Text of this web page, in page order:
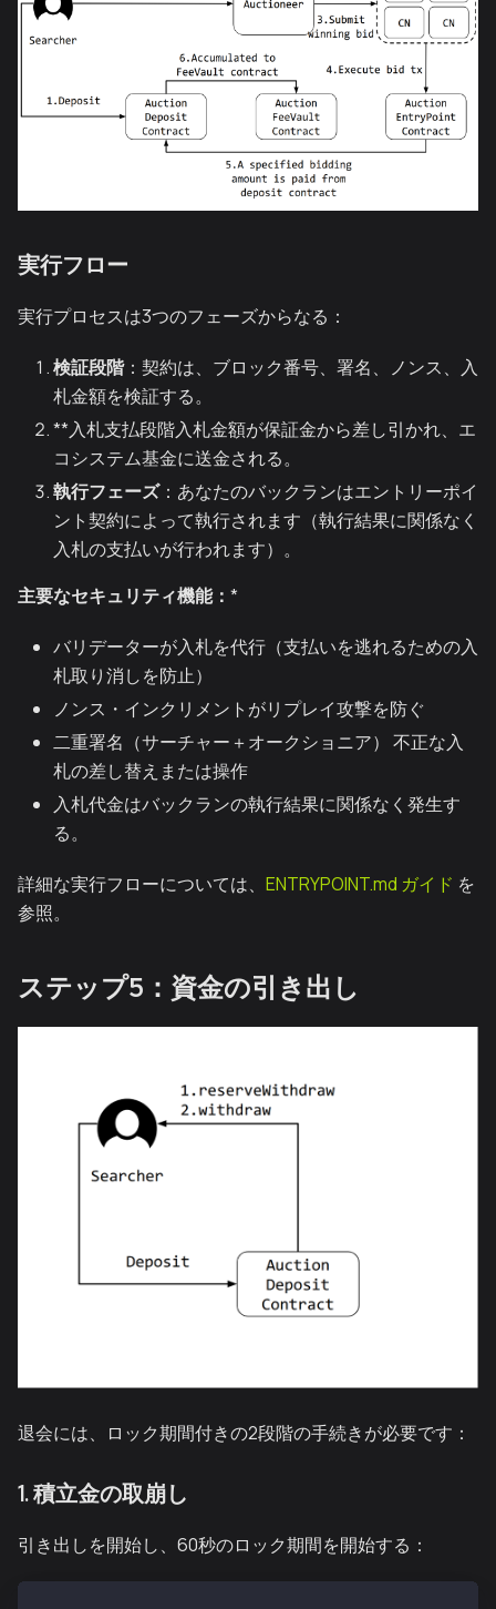
実行フロー
実行プロセスは3つのフェーズからなる：
検証段階：契約は、ブロック番号、署名、ノンス、入
札金額を検証する。
**入札支払段階入札金額が保証金から差し引かれ、エ
コシステム基金に送金される。
執行フェーズ：あなたのバックランはエントリーポイ
ント契約によって執行されます（執行結果に関係なく
入札の支払いが行われます）。
主要なセキュリティ機能： *
バリデーターが入札を代行（支払いを逃れるための入
札取り消しを防止）
ノンス・インクリメントがリプレイ攻撃を防ぐ
二重署名（サーチャー＋オークショニア） 不正な入
札の差し替えまたは操作
入札代金はバックランの執行結果に関係なく発生す
る。
詳細な実行フローについては、 ENTRYPOINT.md ガイド を
参照。
ステップ5：資金の引き出し
退会には、ロック期間付きの2段階の手続きが必要です：
1. 積立金の取崩し
引き出しを開始し、60秒のロック期間を開始する：